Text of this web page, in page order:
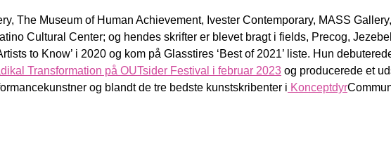
The Museum of Human Achievement, Ivester Contemporary, MASS
Cultural Center; og hendes skrifter er blevet bragt i fields, Precog,
to Know’ i 2020 og kom på Glasstires ‘Best of 2021’ liste. Hun
Transformation på OUTsider Festival i februar 2023 og producerede et
og blandt de tre bedste kunstskribenter i Konceptdyr